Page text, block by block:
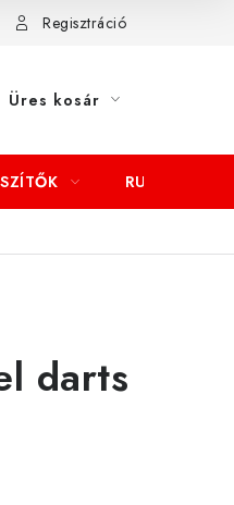
Regisztráció
Üres kosár
RUHÁZAT
darts